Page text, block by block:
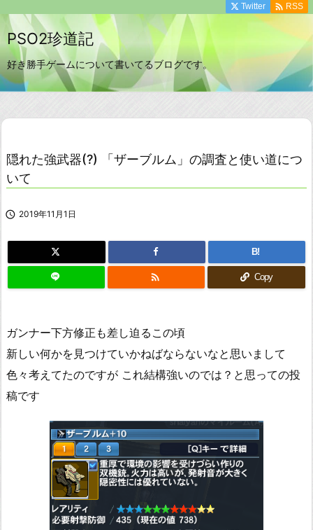
PSO2珍道記
好き勝手ゲームについて書いてるブログです。
Twitter  RSS
隠れた強武器(?) 「ザーブルム」の調査と使い道につ
いて
 2019年11月1日
B!
 Copy
ガンナー下方修正も差し迫るこの頃
新しい何かを見つけていかねばならないなと思いまして
色々考えてたのですが これ結構強いのでは？と思っての投
稿です